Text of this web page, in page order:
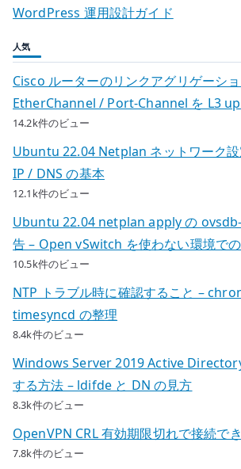
WordPress 運用設計ガイド
人気
Cisco ルーターのリンクアグリゲーシ
EtherChannel / Port-Channel を L3
14.2k件のビュー
Ubuntu 22.04 Netplan ネットワーク設
IP / DNS の基本
12.1k件のビュー
Ubuntu 22.04 netplan apply の
告 – Open vSwitch を使わない環境で
10.5k件のビュー
NTP トラブル時に確認すること –
timesyncd の整理
8.4k件のビュー
Windows Server 2019 Active
する方法 – ldifde と DN の見方
8.3k件のビュー
OpenVPN CRL 有効期限切れで接続で
7.8k件のビュー